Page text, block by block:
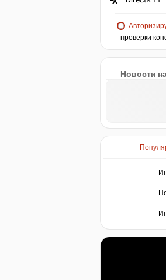
проверки
Новости